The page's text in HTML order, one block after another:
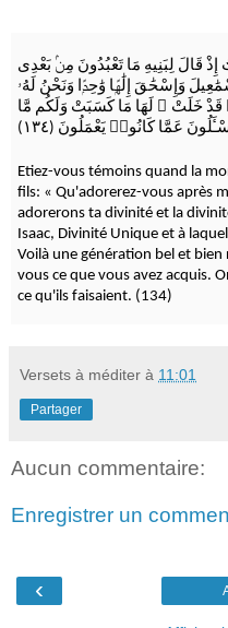
قَالَ لِبَنِيهِ مَا تَعْبُدُونَ مِنۢ بَعْدِى
وَإِسْحَٰقَ إِلَٰهًۭا وَٰحِدًۭا وَنَحْنُ لَهُۥ
ۖ لَهَا مَا كَسَبَتْ وَلَكُم مَّا
عَمَّا كَانُوا۟ يَعْمَلُونَ (١٣٤)
Etiez-vous témoins quand la
fils: « Qu'adorerez-vous après
adorerons ta divinité et la
Isaac, Divinité Unique et à
Voilà une génération bel et bien
vous ce que vous avez acquis.
ce qu'ils faisaient. (134)
Versets à méditer à 11:01
Partager
Aucun commentaire:
Enregistrer un
‹